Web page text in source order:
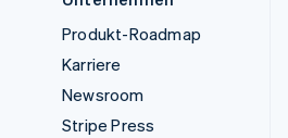
Produkt-Roadmap
Karriere
Newsroom
Stripe Press